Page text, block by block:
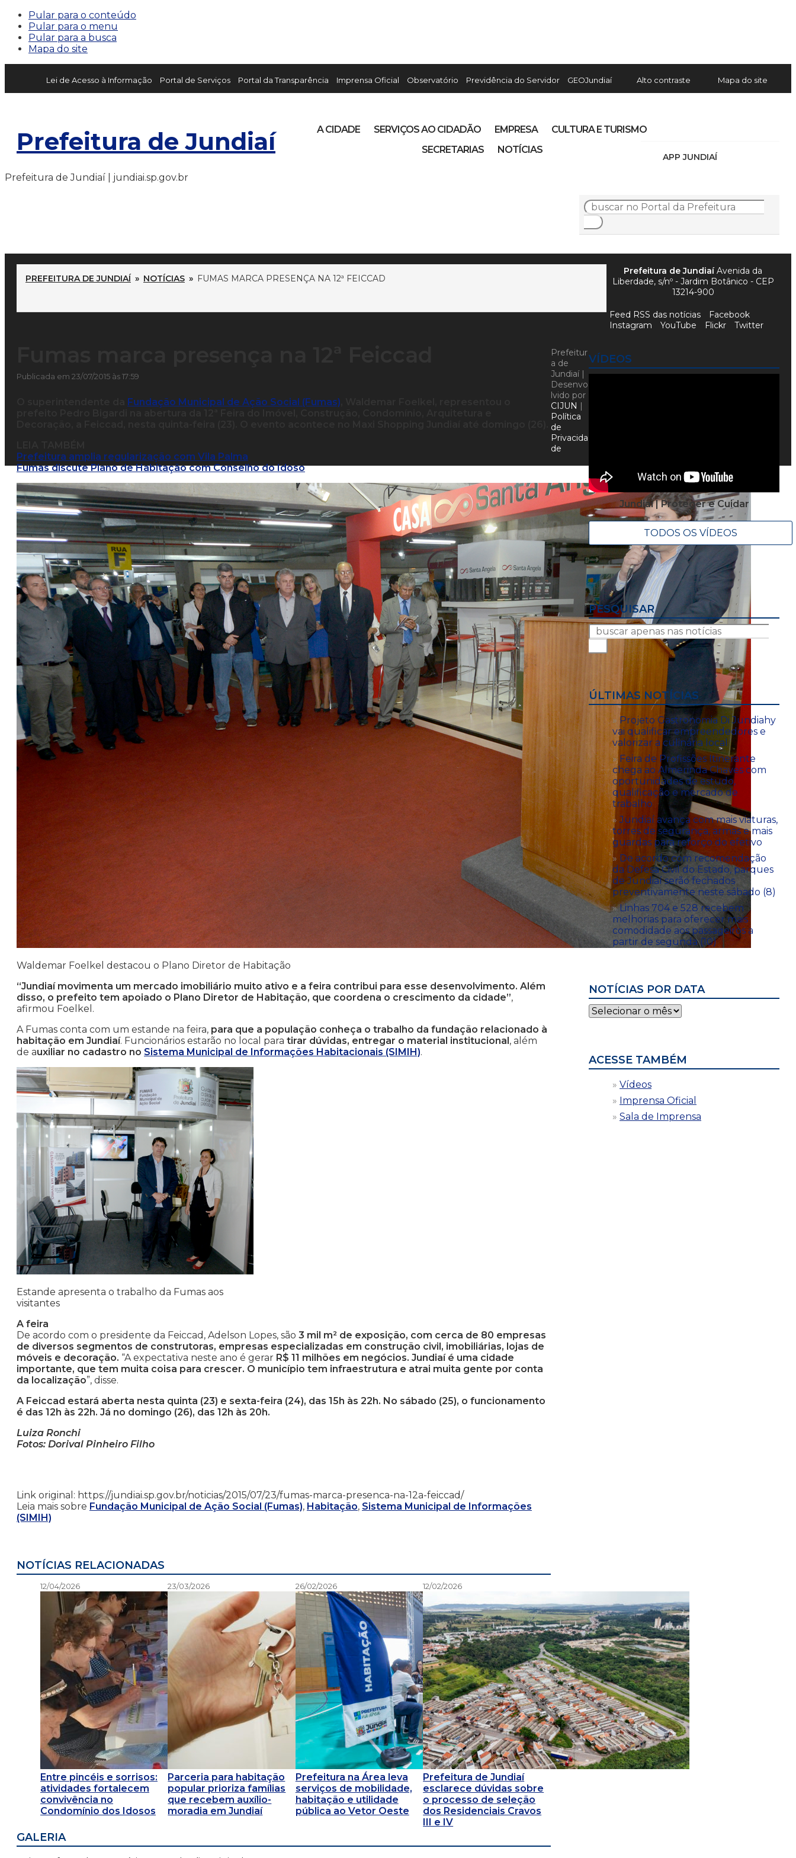
Pular para o conteúdo
Pular para o menu
Pular para a busca
Mapa do site
Lei de Acesso à Informação Portal de Serviços Portal da Transparência Imprensa Oficial Observatório Previdência do Servidor GEOJundiaí Alto contraste Mapa do site
Prefeitura de Jundiaí
APP JUNDIAÍ
A CIDADE SERVIÇOS AO CIDADÃO EMPRESA
CULTURA E TURISMO
SECRETARIAS
NOTÍCIAS
Prefeitura de Jundiaí | jundiai.sp.gov.br
PREFEITURA DE JUNDIAÍ » NOTÍCIAS » FUMAS MARCA PRESENÇA NA 12ª FEICCAD
Publicada em 23/07/2015 às 17:59
Fundação Municipal de Ação Social (Fumas)
Prefeitura amplia regularização com Vila Palma
Fumas discute Plano de Habitação com Conselho do Idoso
Waldemar Foelkel destacou o Plano Diretor de Habitação
“Jundiaí movimenta um mercado imobiliário muito ativo e a feira contribui para esse desenvolvimento. Além
disso, o prefeito tem apoiado o Plano Diretor de Habitação, que coordena o crescimento da cidade”,
afirmou Foelkel.
A Fumas conta com um estande na feira, para que a população conheça o trabalho da fundação relacionado à
habitação em Jundiaí. Funcionários estarão no local para tirar dúvidas, entregar o material institucional, além
de auxiliar no cadastro no Sistema Municipal de Informações Habitacionais (SIMIH).
Estande apresenta o trabalho da Fumas aos
visitantes
A feira
De acordo com o presidente da Feiccad, Adelson Lopes, são 3 mil m² de exposição, com cerca de 80 empresas
de diversos segmentos de construtoras, empresas especializadas em construção civil, imobiliárias, lojas de
móveis e decoração. “A expectativa neste ano é gerar R$ 11 milhões em negócios. Jundiaí é uma cidade
importante, que tem muita coisa para crescer. O município tem infraestrutura e atrai muita gente por conta
da localização”, disse.
A Feiccad estará aberta nesta quinta (23) e sexta-feira (24), das 15h às 22h. No sábado (25), o funcionamento
é das 12h às 22h. Já no domingo (26), das 12h às 20h.
Luiza Ronchi
Fotos: Dorival Pinheiro Filho
Link original: https://jundiai.sp.gov.br/noticias/2015/07/23/fumas-marca-presenca-na-12a-feiccad/
Leia mais sobre Fundação Municipal de Ação Social (Fumas), Habitação, Sistema Municipal de Informações
(SIMIH)
NOTÍCIAS RELACIONADAS
12/04/2026
Entre pincéis e sorrisos:
atividades fortalecem
convivência no
Condomínio dos Idosos
23/03/2026
Parceria para habitação
popular prioriza famílias
que recebem auxílio-
moradia em Jundiaí
26/02/2026
Prefeitura na Área leva
serviços de mobilidade,
habitação e utilidade
pública ao Vetor Oeste
12/02/2026
Prefeitura de Jundiaí
esclarece dúvidas sobre
o processo de seleção
dos Residenciais Cravos
III e IV
GALERIA
VÍDEOS
Jundiaí | Proteger e Cuidar
TODOS OS VÍDEOS
PESQUISAR
ÚLTIMAS NOTÍCIAS
Projeto Gastronomia Di Jundiahy
vai qualificar empreendedores e
valorizar a culinária local
Feira de Profissões Itinerante
chega ao Almerinda Chaves com
oportunidades de estudo,
qualificação e mercado de
trabalho
Jundiaí avança com mais viaturas,
torres de segurança, armas e mais
guardas para reforço do efetivo
De acordo com recomendação
da Defesa Civil do Estado, parques
de Jundiaí serão fechados
preventivamente neste sábado (8)
Linhas 704 e 528 recebem
melhorias para oferecer mais
comodidade aos passageiros a
partir de segunda (10)
NOTÍCIAS POR DATA
Notícias
por
ACESSE TAMBÉM
Vídeos
Imprensa Oficial
Sala de Imprensa
Prefeitura de JundiaíAvenida da
Liberdade, s/nº - Jardim Botânico - CEP
13214-900
Feed RSS das notícias
Facebook
Instagram
YouTube Flickr Twitter
Prefeitur
a de
Jundiaí |
Desenvo
lvido por
CIJUN |
Política
de
Privacida
de